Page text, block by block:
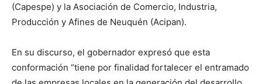
(Capespe) y la Asociación de Comercio, Industria,
Producción y Afines de Neuquén (Acipan).
En su discurso, el gobernador expresó que esta
conformación “tiene por finalidad fortalecer el entramado